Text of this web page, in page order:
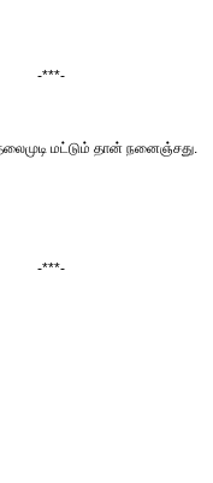
-***-
மட்டும் தான் நனைஞ்சது.
-***-